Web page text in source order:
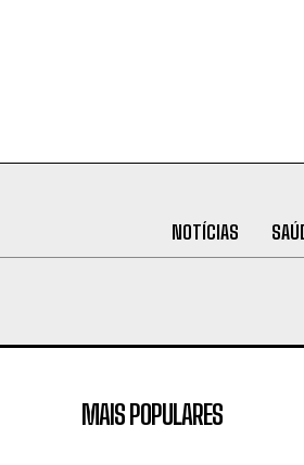
NOTÍCIAS
MAIS POPULARES